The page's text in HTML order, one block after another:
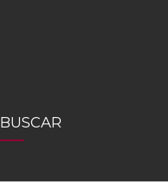
BUSCAR